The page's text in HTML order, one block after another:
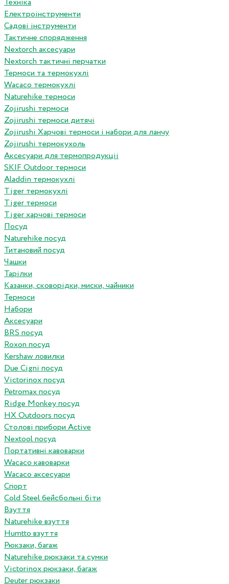
Техніка
Електроінструменти
Садові інструменти
Тактичне спорядження
Nextorch аксесуари
Nextorch тактичні перчатки
Термоси та термокухлі
Wacaco термокухлі
Naturehike термоси
Zojirushi термоси
Zojirushi термоси дитячі
Zojirushi Харчові термоси і набори для ланчу
Zojirushi термокухоль
Аксесуари для термопродукціі
SKIF Outdoor термоси
Aladdin термокухлі
Tiger термокухлі
Tiger термоси
Tiger харчові термоси
Посуд
Naturehike посуд
Титановий посуд
Чашки
Тарілки
Казанки, сковорідки, миски, чайники
Термоси
Набори
Аксесуари
BRS посуд
Roxon посуд
Kershaw ловилки
Due Cigni посуд
Victorinox посуд
Petromax посуд
Ridge Monkey посуд
HX Outdoors посуд
Столові прибори Active
Nextool посуд
Портативні кавоварки
Wacaco кавоварки
Wacaco аксесуари
Спорт
Cold Steel бейсбольні біти
Взуття
Naturehike взуття
Humtto взуття
Рюкзаки, багаж
Naturehike рюкзаки та сумки
Victorinox рюкзаки, багаж
Deuter рюкзаки